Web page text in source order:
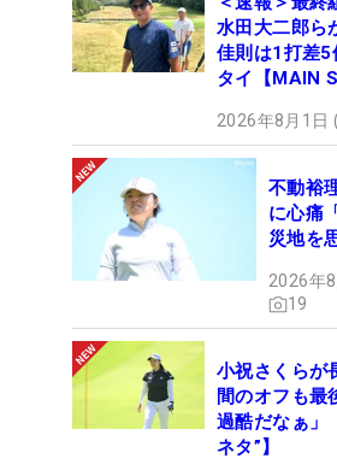
水田大二郎
佳則は1打差
タイ【MAIN
2026年8月1日
不動裕
に心痛
災地を
2026年
19
小祝さくら
間のオフも最
過酷だなぁ」
ネタ”】